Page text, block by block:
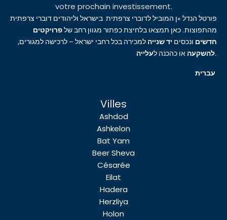
votre prochain investissement.
פורטל הנדל »ן המוביל לדוברי צרפתית בישראל וליהודים דוברי צרפתית
מהתפוצות. כאן תמצאו בלחיצת כפתור מגוון רחב שלפרויקטים
חדשים ונכסים יד שנייה למכירה בכל רחבי ישראל – לרכישה למגורים,
להשקעה או כהכנה לעלייה .
Villes
Ashdod
Ashkelon
Bat Yam
Beer Sheva
Césarée
Eilat
Hadera
Herzliya
Holon